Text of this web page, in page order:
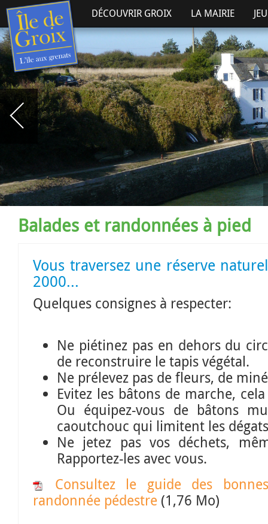
DÉCOUVRIR GROIX LA MAIRIE
Balades et randonnées à pied
Vous traversez une réserve naturelle, un site natura
2000...
Quelques consignes à respecter:
Ne piétinez pas en dehors du
de reconstruire le tapis végétal.
Ne prélevez pas de fleurs, de
Evitez les bâtons de marche,
Ou équipez-vous de bâtons
caoutchouc qui limitent les
Ne jetez pas vos déchets,
Rapportez-les avec vous.
Consultez le guide des
randonnée pédestre (1,76 Mo)